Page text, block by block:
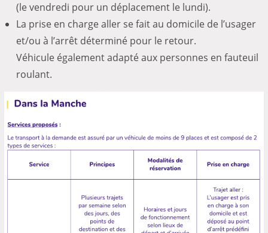
(le vendredi pour un déplacement le lundi).
La prise en charge aller se fait au domicile de l’usager
et/ou à l’arrêt déterminé pour le retour.
Véhicule également adapté aux personnes en fauteuil
roulant.